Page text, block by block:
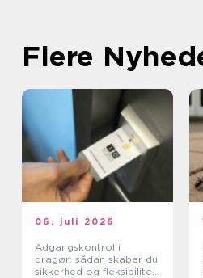
Flere
06. juli 2026
Adgangskontrol i
dragør: sådan skaber du
sikkerhed og fleksibilitet